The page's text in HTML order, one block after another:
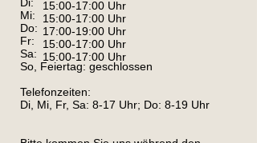
Mi:
Do:
Fr:
Sa:
So, Feiertag: geschlossen
Telefonzeiten:
Di, Mi, Fr, Sa: 8-17 Uhr; Do: 8-19 Uhr
15:00-17:00 Uhr
15:00-17:00 Uhr
17:00-19:00 Uhr
15:00-17:00 Uhr
15:00-17:00 Uhr